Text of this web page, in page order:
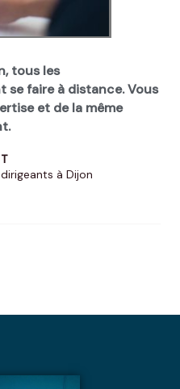
tous les
faire à distance. Vous
et de la même
à Dijon